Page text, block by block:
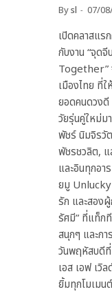
Bysl 07/
เปิดคลาสแร
กับงาน “จุด
Together”
เมืองไทย ที่
ยอดคนดวงดี
วัยรุ่นคู่ใหม่
พัชร์ นิมจิรวั
พัชรชวลิต,
และอินทุกอา
ยมู Unlucky
รัก และสอง
รัศมี” ที่แท็ก
สนุกๆ และก
วันพฤหัสบดี
เอส เอฟ เวิ
ยิ้มทุกโมเมน